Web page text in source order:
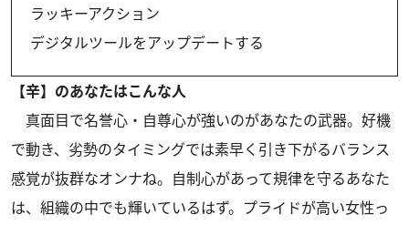
ラッキーアクション
デジタルツールをアップデートする
【辛】のあなたはこんな人
真面目で名誉心・自尊心が強いのがあなたの武器。好機
で動き、劣勢のタイミングでは素早く引き下がるバランス
感覚が抜群なオンナね。自制心があって規律を守るあなた
は、組織の中でも輝いているはず。プライドが高い女性っ